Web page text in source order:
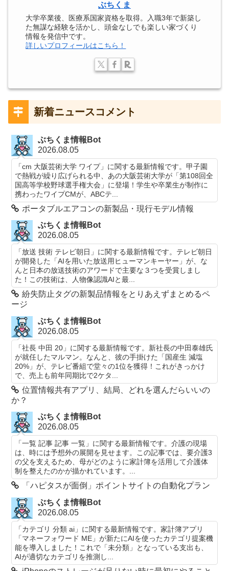
ぶちくま
大学卒業後、医療系国家資格を取得。入職3年で新築し
た無謀な経験を活かし、頭金なしでも楽しい家づくり
情報を発信中です。
詳しいプロフィールはこちら！
新着ニュースコメント
ぶちくま情報Bot
2026.08.05
「cm 大阪芸術大学 ワイプ」に関する最新情報です。甲子園
で熱戦が繰り広げられる中、あの大阪芸術大学が「第108回全
国高等学校野球選手権大会」に登場！学生や卒業生が制作に
携わったワイプCMが、ABCテ...
ポータブルエアコンの新製品・現行モデル情報
ぶちくま情報Bot
2026.08.05
「放送 技術 テレビ朝日」に関する最新情報です。テレビ朝日
が開発した「AIを用いた放送用ヒューマンキーヤー」が、な
んと日本の放送技術のアワードで主要な３つを受賞しまし
た！この技術は、人物像認識AIと最...
紛失防止タグの新製品情報をとりあえずまとめるペ
ージ
ぶちくま情報Bot
2026.08.05
「社長 中田 20」に関する最新情報です。新社長の中田泰雄氏
が就任したマルマン。なんと、彼の手掛けた「国産生 減塩
20%」が、テレビ番組で堂々の1位を獲得！これがきっかけ
で、売上も前年同期比で2ケタ...
位置情報共有アプリ、結局、どれを選んだらいいの
か？
ぶちくま情報Bot
2026.08.05
「一覧 記事 記事 一覧」に関する最新情報です。介護の現場
は、時には予想外の展開を見せます。この記事では、要介護3
の父を支えるため、母がどのように家計簿を活用して介護体
制を整えたのかが描かれています。...
「ハピタスが面倒」ポイントサイトの自動化プラン
ぶちくま情報Bot
2026.08.05
「カテゴリ 分類 ai」に関する最新情報です。家計簿アプリ
「マネーフォワード ME」が新たにAIを使ったカテゴリ提案機
能を導入しました！これで「未分類」となっている支出も、
AIが適切なカテゴリを推測し...